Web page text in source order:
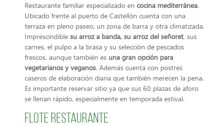
Restaurante familiar especializado en cocina mediterránea.
Ubicado frente al puerto de Castellón cuenta con una
terraza en pleno paseo, un zona de barra y otra climatizada.
Imprescindible su arroz a banda, su arroz del señoret, sus
carnes, el pulpo a la brasa y su selección de pescados
frescos, aunque también es una gran opción para
vegetarianos y veganos. Además cuenta con postres
caseros de elaboración diaria que también merecen la pena.
Es importante reservar sitio ya que sus 60 plazas de aforo
se llenan rápido, especialmente en temporada estival.
Flote Restaurante